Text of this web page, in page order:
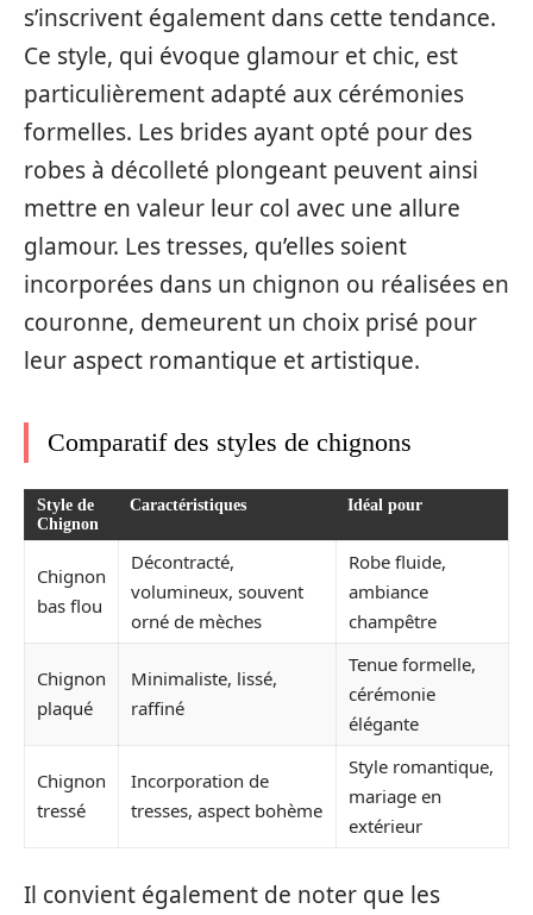
s’inscrivent également dans cette tendance.
Ce style, qui évoque glamour et chic, est
particulièrement adapté aux cérémonies
formelles. Les brides ayant opté pour des
robes à décolleté plongeant peuvent ainsi
mettre en valeur leur col avec une allure
glamour. Les tresses, qu’elles soient
incorporées dans un chignon ou réalisées en
couronne, demeurent un choix prisé pour
leur aspect romantique et artistique.
Comparatif des styles de chignons
Style de
Chignon
Caractéristiques Idéal pour
Chignon
bas flou
Décontracté,
volumineux, souvent
orné de mèches
Robe fluide,
ambiance
champêtre
Chignon
plaqué
Minimaliste, lissé,
raffiné
Tenue formelle,
cérémonie
élégante
Chignon
tressé
Incorporation de
tresses, aspect bohème
Style romantique,
mariage en
extérieur
Il convient également de noter que les